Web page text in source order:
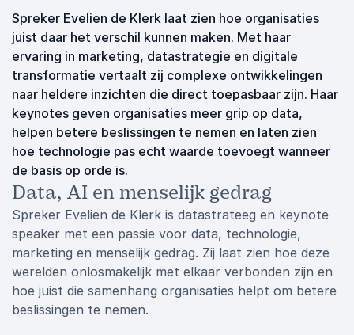
Spreker Evelien de Klerk laat zien hoe organisaties
juist daar het verschil kunnen maken. Met haar
ervaring in marketing, datastrategie en digitale
transformatie vertaalt zij complexe ontwikkelingen
naar heldere inzichten die direct toepasbaar zijn. Haar
keynotes geven organisaties meer grip op data,
helpen betere beslissingen te nemen en laten zien
hoe technologie pas echt waarde toevoegt wanneer
de basis op orde is.
Data, AI en menselijk gedrag
Spreker Evelien de Klerk is datastrateeg en keynote
speaker met een passie voor data, technologie,
marketing en menselijk gedrag. Zij laat zien hoe deze
werelden onlosmakelijk met elkaar verbonden zijn en
hoe juist die samenhang organisaties helpt om betere
beslissingen te nemen.